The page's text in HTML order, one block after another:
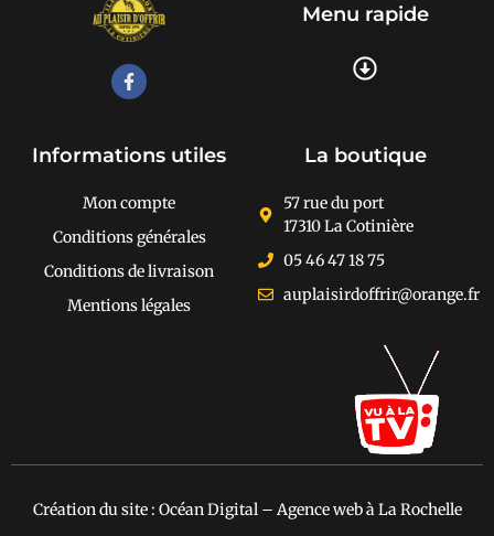
Menu rapide
Informations utiles
Mon compte
Conditions générales
Conditions de livraison
Mentions légales
La boutique
57 rue du port
17310 La Cotinière
05 46 47 18 75
auplaisirdoffrir@orange.fr
Création du site : Océan Digital – Agence web à La Rochelle